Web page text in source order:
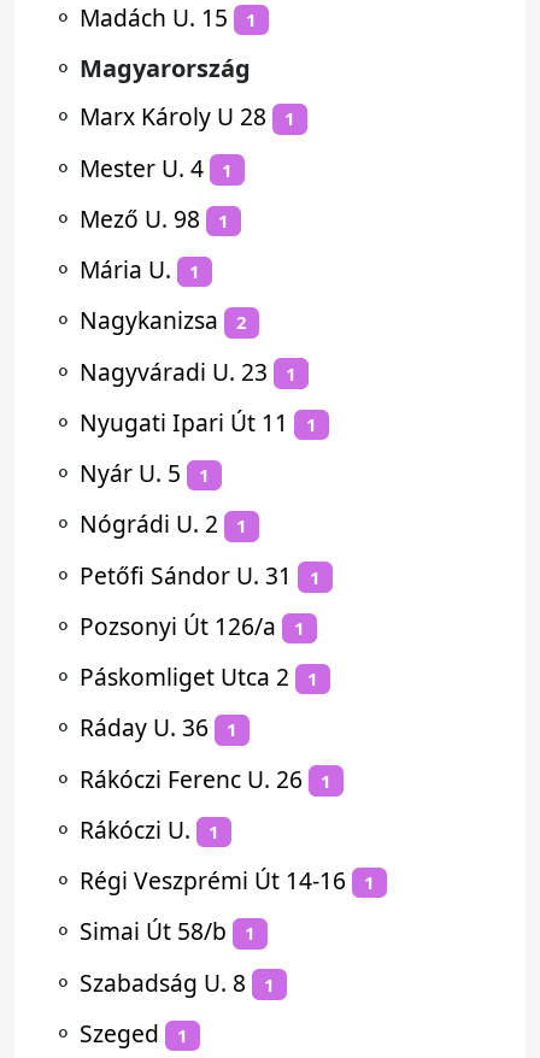
⚬ Madách U. 15 1
⚬ Magyarország
⚬ Marx Károly U 28 1
⚬ Mester U. 4 1
⚬ Mező U. 98 1
⚬ Mária U. 1
⚬ Nagykanizsa 2
⚬ Nagyváradi U. 23 1
⚬ Nyugati Ipari Út 11 1
⚬ Nyár U. 5 1
⚬ Nógrádi U. 2 1
⚬ Petőfi Sándor U. 31 1
⚬ Pozsonyi Út 126/a 1
⚬ Páskomliget Utca 2 1
⚬ Ráday U. 36 1
⚬ Rákóczi Ferenc U. 26 1
⚬ Rákóczi U. 1
⚬ Régi Veszprémi Út 14-16 1
⚬ Simai Út 58/b 1
⚬ Szabadság U. 8 1
⚬ Szeged 1